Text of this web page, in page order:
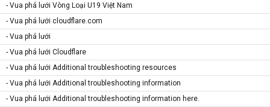
- Vua phá lưới Vòng Loại U19 Việt Nam
- Vua phá lưới cloudflare.com
- Vua phá lưới
- Vua phá lưới Cloudflare
- Vua phá lưới Additional troubleshooting resources
- Vua phá lưới Additional troubleshooting information
- Vua phá lưới Additional troubleshooting information here.